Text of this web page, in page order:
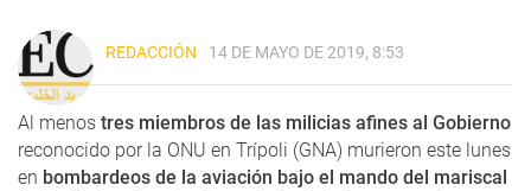
REDACCIÓN 14 DE MAYO DE 2019, 8:53
Al menos tres miembros de las milicias afines al Gobierno
reconocido por la ONU en Trípoli (GNA) murieron este lunes
en bombardeos de la aviación bajo el mando del mariscal